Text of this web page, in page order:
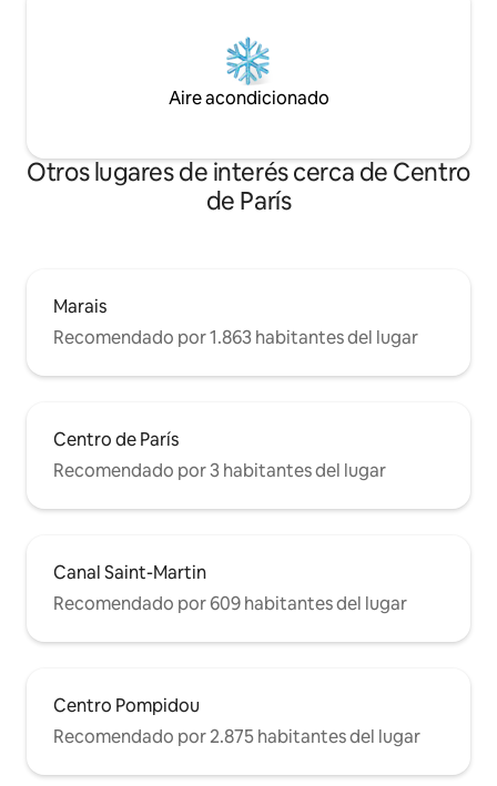
Aire acondicionado
Otros lugares de interés cerca de Centro
de París
Marais
Recomendado por 1.863 habitantes del lugar
Centro de París
Recomendado por 3 habitantes del lugar
Canal Saint-Martin
Recomendado por 609 habitantes del lugar
Centro Pompidou
Recomendado por 2.875 habitantes del lugar